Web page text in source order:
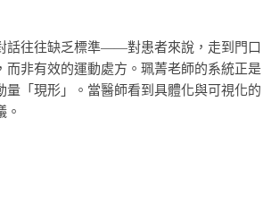
話往往缺乏標準——對患者來說，走到門口
非有效的運動處方。珮菁老師的系統正是
「現形」。當醫師看到具體化與可視化的
。